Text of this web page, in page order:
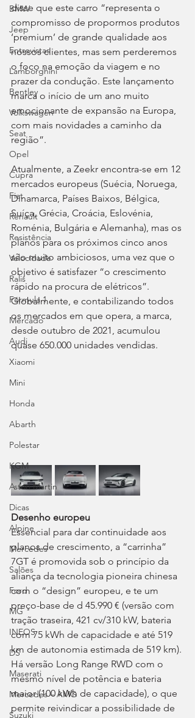
BMW
Jeep
Entrevistas
Lamborghini
Bentley
Volkswagen
Seat
Opel
Cupra
Fiat
Renault
Resistência
Velocidade
Ralis
Fórmula 1
Mercado
Audi
Xiaomi
Mini
Honda
Abarth
Polestar
KGM
Aston Martin
Dicas
Alpine
Mercedes
Salões
Ford
MG
INEOS
DS
Maserati
Mercedes – AMG
Suzuki
disse que este carro “representa o
compromisso de propormos produtos
‘premium’ de grande qualidade aos
nossos clientes, mas sem perderemos
o foco na emoção da viagem e no
prazer da condução. Este lançamento
marca o início de um ano muito
emocionante de expansão na Europa,
com mais novidades a caminho da
região”.
Atualmente, a Zeekr encontra-se em 12
mercados europeus (Suécia, Noruega,
Dinamarca, Países Baixos, Bélgica,
Suíça, Grécia, Croácia, Eslovénia,
Roménia, Bulgária e Alemanha), mas os
planos para os próximos cinco anos
são muito ambiciosos, uma vez que o
objetivo é satisfazer “o crescimento
rápido na procura de elétricos”.
Globalmente, e contabilizando todos
os mercados em que opera, a marca,
desde outubro de 2021, acumulou
quase 650.000 unidades vendidas.
Desenho europeu
Essencial para dar continuidade aos
planos de crescimento, a “carrinha”
7GT é promovida sob o princípio da
aliança da tecnologia pioneira chinesa
com o “design” europeu, e te um
preço-base de d 45.990 € (versão com
tração traseira, 421 cv/310 kW, bateria
com 75 kWh de capacidade e até 519
km de autonomia estimada de 519 km).
Há versão Long Range RWD com o
mesmo nível de potência e bateria
maior (100 kWh de capacidade), o que
permite reivindicar a possibilidade de